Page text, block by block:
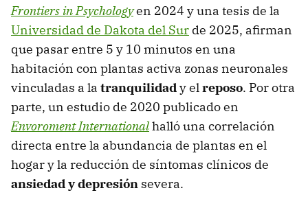
Frontiers in Psychologyen 2024 y una tesis de la
Universidad de Dakota del Sur de 2025, afirman
que pasar entre 5 y 10 minutos en una
habitación con plantas activa zonas neuronales
vinculadas a la tranquilidady elreposo. Por otra
parte, un estudio de 2020 publicado en
Envoroment Internationalhalló una correlación
directa entre la abundancia de plantas en el
hogar y la reducción de síntomas clínicos de
ansiedad y depresión severa.